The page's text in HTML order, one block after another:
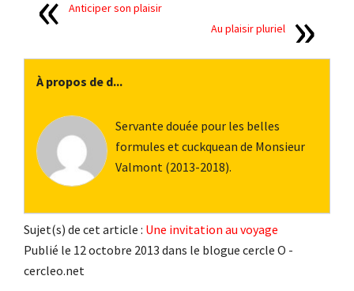
Anticiper son plaisir
Au plaisir pluriel
À propos de d...
Servante douée pour les belles
formules et cuckquean de Monsieur
Valmont (2013-2018).
Sujet(s) de cet article : Une invitation au voyage
Publié le 12 octobre 2013 dans le blogue cercle O -
cercleo.net